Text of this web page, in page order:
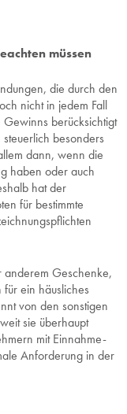
müssen
die durch den
nicht in jedem Fall
berücksichtigt
besonders
dann, wenn die
haben oder auch
hat der
für bestimmte
anderem Geschenke,
für ein häusliches
von den sonstigen
sie überhaupt
mit Einnahme-
Anforderung in der